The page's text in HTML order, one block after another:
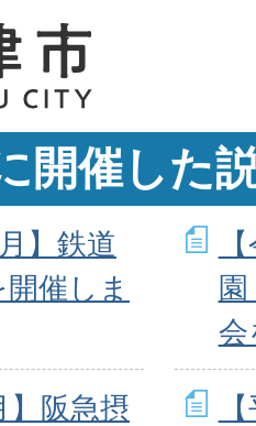
開催した
】鉄道
催しま
会
】阪急摂